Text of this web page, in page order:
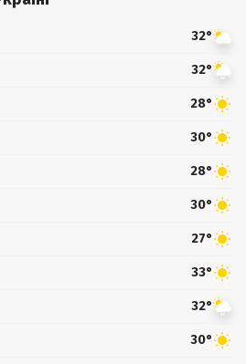
32°
32°
28°
30°
28°
30°
27°
33°
32°
30°